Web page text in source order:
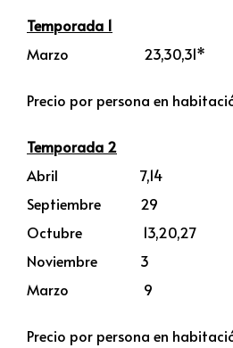
Temporada 1
Marzo 23,30,31*
Precio por persona en
Temporada 2
Abril 7,14
Septiembre 29
Octubre 13,20,27
Noviembre 3
Marzo 9
Precio por persona en